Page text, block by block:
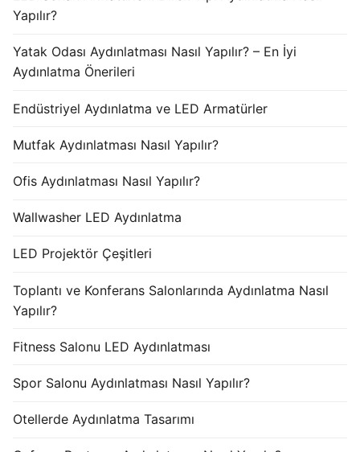
Yapılır?
Yatak Odası Aydınlatması Nasıl Yapılır? – En İyi
Aydınlatma Önerileri
Endüstriyel Aydınlatma ve LED Armatürler
Mutfak Aydınlatması Nasıl Yapılır?
Ofis Aydınlatması Nasıl Yapılır?
Wallwasher LED Aydınlatma
LED Projektör Çeşitleri
Toplantı ve Konferans Salonlarında Aydınlatma Nasıl
Yapılır?
Fitness Salonu LED Aydınlatması
Spor Salonu Aydınlatması Nasıl Yapılır?
Otellerde Aydınlatma Tasarımı